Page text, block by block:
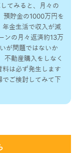
てみると、月々の
貯金の1000万円を
年金生活で収入が減
ンの月々返済約13万
が問題ではないか
不動産購入をしなく
は必ず発生します
ご検討してみて下